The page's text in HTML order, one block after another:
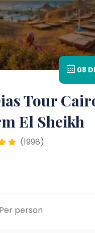
08
Tour
El Sheikh
(1998)
person